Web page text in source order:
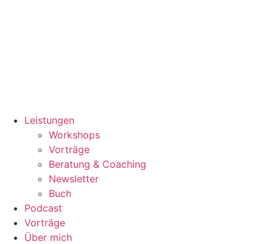
Leistungen
Workshops
Vorträge
Beratung & Coaching
Newsletter
Buch
Podcast
Vorträge
Über mich